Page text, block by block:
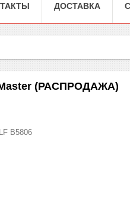
ДОСТАВКА
(РАСПРОДАЖА)
B5806